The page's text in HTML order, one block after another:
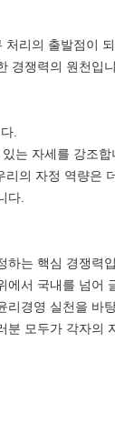
리의 출발점이
경쟁력의 원천입
.
는 자세를 강조
의 자정 역량은
다.
는 핵심 경쟁력
서 국내를 넘어
경영 실천을 바
모두가 각자의